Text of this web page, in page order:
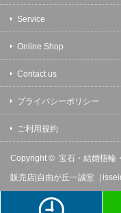
Service
Online Shop
Contact us
プライバシーポリシー
ご利用規約
Copyright © 宝石・結婚指輪
販売店|自由が丘一誠堂［